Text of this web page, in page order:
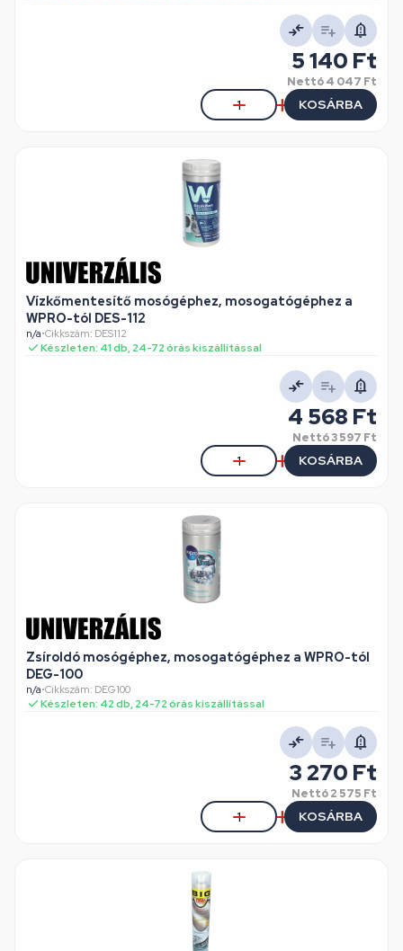
5 140 Ft
Nettó4 047 Ft
KOSÁRBA
Vízkőmentesítő mosógéphez, mosogatógéphez a
WPRO-tól DES-112
n/a•Cikkszám: DES112
Készleten: 41 db, 24-72 órás kiszállítással
4 568 Ft
Nettó3 597 Ft
KOSÁRBA
Zsíroldó mosógéphez, mosogatógéphez a WPRO-tól
DEG-100
n/a•Cikkszám: DEG100
Készleten: 42 db, 24-72 órás kiszállítással
3 270 Ft
Nettó2 575 Ft
KOSÁRBA